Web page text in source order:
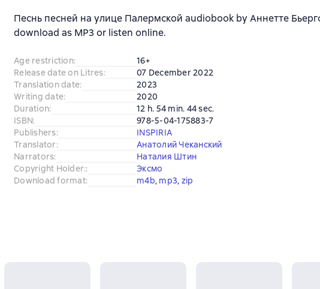
Песнь песней на улице Палермской audiobook by Аннетте
download as MP3 or listen online.
Age restriction:
16+
Release date on Litres:
07 December 2022
Translation date:
2023
Writing date:
2020
Duration:
12 h. 54 min. 44 sec.
ISBN:
978-5-04-175883-7
Publishers:
INSPIRIA
Translator:
Анатолий Чеканский
Narrators:
Наталия Штин
Copyright Holder::
Эксмо
Download format: m4b, mp3, zip